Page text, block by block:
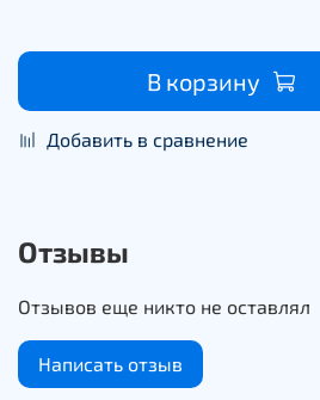
В корзину
Добавить в сравнение
Отзывы
Отзывов еще никто не оставлял
Написать отзыв